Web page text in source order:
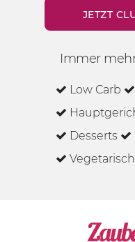
JETZT
Immer
Low Carb
Desserts
Vegetarisch